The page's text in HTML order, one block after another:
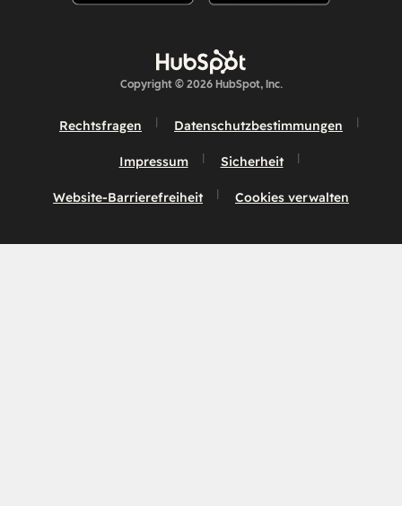
Copyright © 2026 HubSpot, Inc.
Rechtsfragen Datenschutzbestimmungen
Impressum Sicherheit
Website-Barrierefreiheit Cookies verwalten